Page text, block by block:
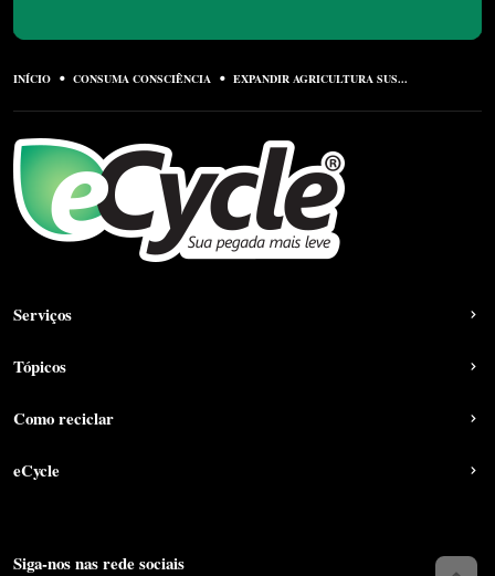
INÍCIO CONSUMA CONSCIÊNCIA EXPANDIR AGRICULTURA SUS...
Serviços
Tópicos
Como reciclar
eCycle
Siga-nos nas rede sociais